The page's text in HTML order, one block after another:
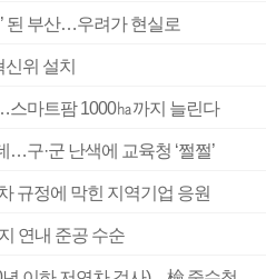
된 부산…우려가 현실로
위 설치
스마트팜 1000㏊까지 늘린다
구·군 난색에 교육청 ‘쩔쩔’
규정에 막힌 지역기업 응원
연내 준공 수순